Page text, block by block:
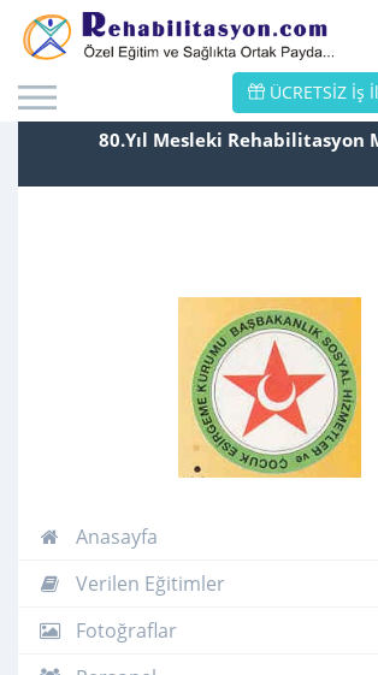
ÜCRETSİZ İş
80.Yıl Mesleki Rehabilitasyon
Anasayfa
Verilen Eğitimler
Fotoğraflar